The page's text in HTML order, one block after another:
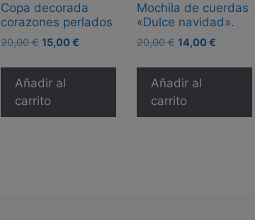
Copa decorada
corazones perlados
20,00€ El
original
era:
20,00 €.
15,00€
actual
Añadir al
carrito
Mochila de cuerdas
«Dulce navidad».
20,00€ El
original
era:
20,00 €.
14,00€El
actual
Añadir al
carrito